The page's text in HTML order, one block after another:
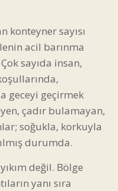
konteyner sayısı
acil barınma
sayıda insan,
geceyi geçirmek
çadır bulamayan,
soğukla, korkuyla
durumda.
değil. Bölge
yanı sıra